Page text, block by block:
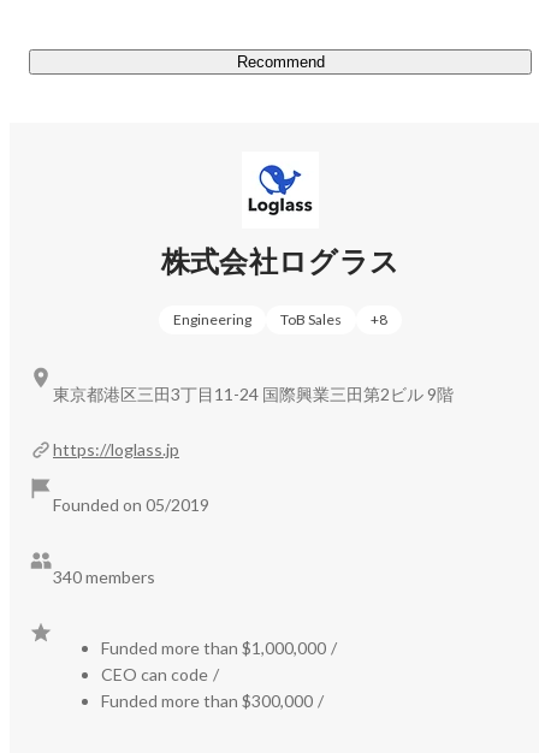
Recommend
株式会社ログラス
Engineering ToB Sales +8
https://loglass.jp
Founded on 05/2019
340 members
Funded more than $1,000,000 /
CEO can code /
Funded more than $300,000 /
東京都港区三田3丁目11-24 国際興業三田第2ビル 9階